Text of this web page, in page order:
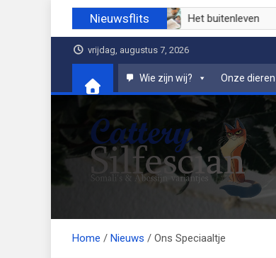
inhoud
Nieuwsflits
Juni 2026 Het
vrijdag, augustus 7, 2026
Wie zijn wij? Onze dieren
Cattery
Somali's en soms Abessijn-variantjes
Home Nieuws Ons Speciaaltje